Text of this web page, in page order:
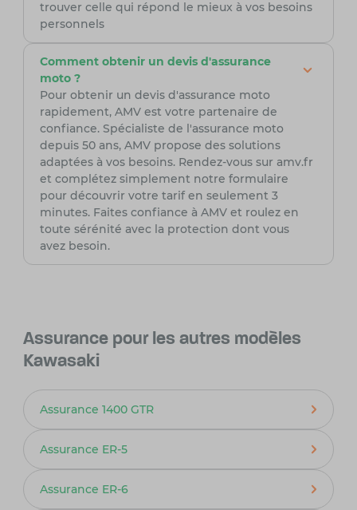
trouver celle qui répond le mieux à vos besoins
personnels
Comment obtenir un devis d'assurance
moto ?
Pour obtenir un devis d'assurance moto
rapidement, AMV est votre partenaire de
confiance. Spécialiste de l'assurance moto
depuis 50 ans, AMV propose des solutions
adaptées à vos besoins. Rendez-vous sur amv.fr
et complétez simplement notre formulaire
pour découvrir votre tarif en seulement 3
minutes. Faites confiance à AMV et roulez en
toute sérénité avec la protection dont vous
avez besoin.
Assurance pour les autres modèles
Kawasaki
Assurance 1400 GTR
Assurance ER-5
Assurance ER-6